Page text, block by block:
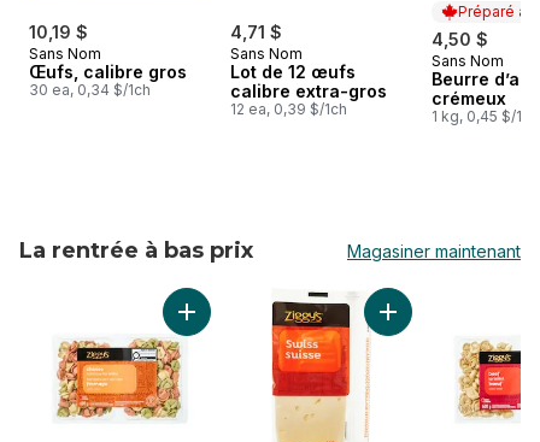
10,19 $
Sans Nom
Œufs, calibre gros
30 ea, 0,34 $/1ch
4,71 $
Sans Nom
Lot de 12 œufs
calibre extra-gros
12 ea, 0,39 $/1ch
Préparé au
4,50 $
Préparé au
Sans Nom
Beurre
crémeux
1 kg, 0,45 $/
La rentrée à bas prix Magasiner maintenant
sauter La rentrée à bas prix
Ajouter Tortellini arc-en-ciel au panier
Ajouter Tranches